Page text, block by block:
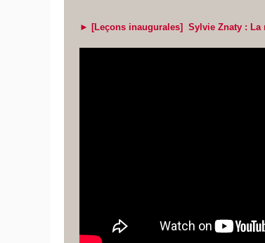
► [Leçons inaugurales] Sylvie Znaty :